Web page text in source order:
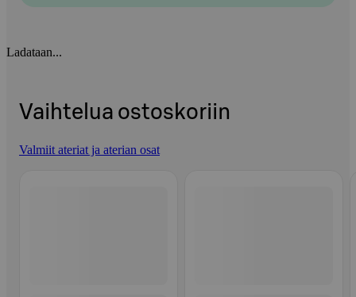
Ladataan...
Vaihtelua ostoskoriin
Valmiit ateriat ja aterian osat